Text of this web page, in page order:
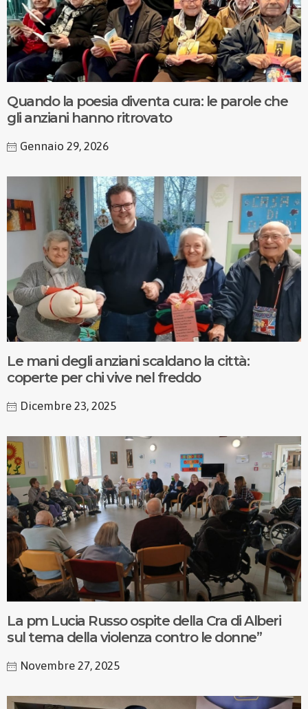
Quando la poesia diventa cura: le parole che
gli anziani hanno ritrovato
Gennaio 29, 2026
Le mani degli anziani scaldano la città:
coperte per chi vive nel freddo
Dicembre 23, 2025
La pm Lucia Russo ospite della Cra di Alberi
sul tema della violenza contro le donne”
Novembre 27, 2025